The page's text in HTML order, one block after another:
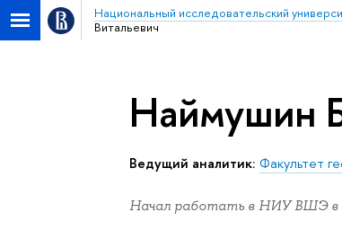
Национальный исследовательский
Витальевич
Наймушин
Ведущий аналитик: Факультет
Начал работать в НИУ ВШЭ в